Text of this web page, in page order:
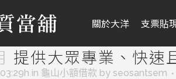
關於大洋 支票貼
提供大眾專業、快速
in 龜山小額借款 by seosantsem